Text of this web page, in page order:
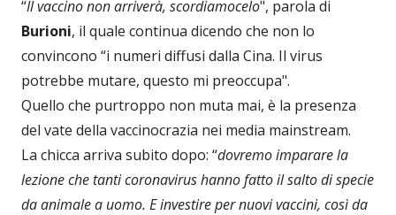
“Il vaccino non arriverà, scordiamocelo", parola di
Burioni, il quale continua dicendo che non lo
convincono “i numeri diffusi dalla Cina. Il virus
potrebbe mutare, questo mi preoccupa".
Quello che purtroppo non muta mai, è la presenza
del vate della vaccinocrazia nei media mainstream.
La chicca arriva subito dopo: “dovremo imparare la
lezione che tanti coronavirus hanno fatto il salto di specie
da animale a uomo. E investire per nuovi vaccini, così da